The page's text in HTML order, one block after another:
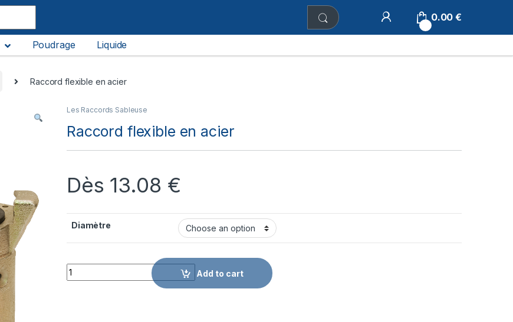
0.00€
Poudrage Liquide
Raccord flexible en acier
Les Raccords Sableuse
Raccord flexible en acier
Dès 13.08 €
Diamètre
Quantity
Add to cart